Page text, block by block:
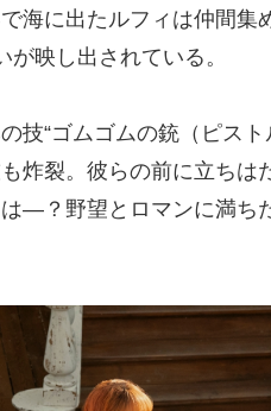
海に出たルフィは仲間
映し出されている。
技“ゴムゴムの銃（ピス
炸裂。彼らの前に立ち
―？野望とロマンに満ち